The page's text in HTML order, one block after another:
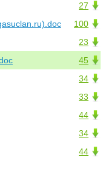
27
100
23
45
34
33
44
34
44